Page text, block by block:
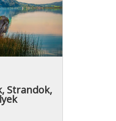
Strandok,